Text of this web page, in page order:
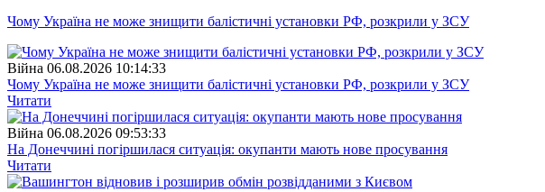
Чому Україна не може знищити балістичні установки РФ, розкрили у ЗСУ
Війна 06.08.2026 10:14:33
Чому Україна не може знищити балістичні установки РФ, розкрили у ЗСУ
Читати
Війна 06.08.2026 09:53:33
На Донеччині погіршилася ситуація: окупанти мають нове просування
Читати